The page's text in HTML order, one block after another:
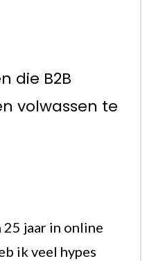
die B2B
volwassen te
jaar in online
ik veel hypes